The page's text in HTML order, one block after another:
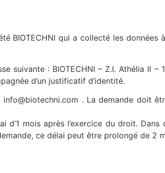
BIOTECHNI qui a collecté les données
suivante : BIOTECHNI – Z.I. Athélia II –
d’un justificatif d’identité.
. La demande doit
d’1 mois après l’exercice du droit.
ce délai peut être prolongé de 2